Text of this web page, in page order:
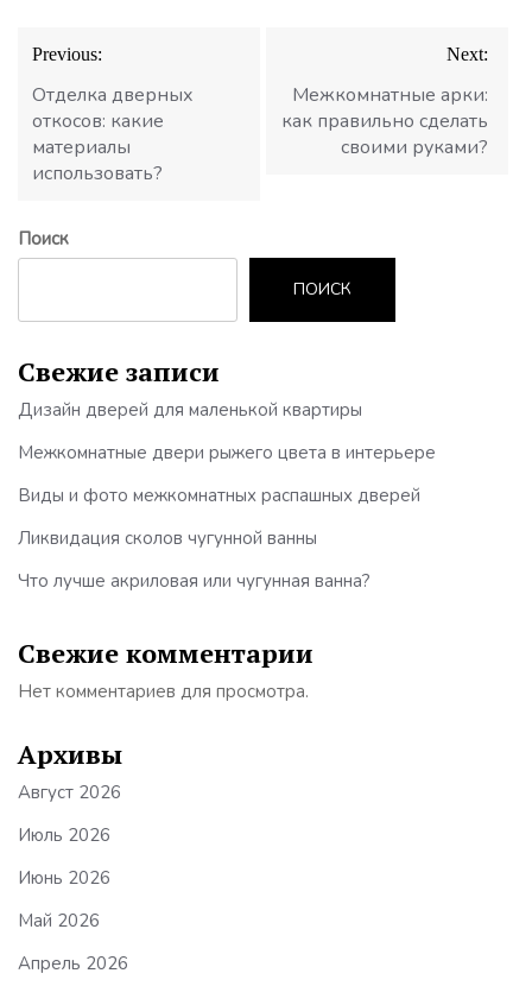
Навигация
по
записям
Previous:
Отделка дверных
откосов: какие
материалы
использовать?
Next:
Межкомнатные арки:
как правильно сделать
своими руками?
Поиск
ПОИСК
Свежие записи
Дизайн дверей для маленькой квартиры
Межкомнатные двери рыжего цвета в интерьере
Виды и фото межкомнатных распашных дверей
Ликвидация сколов чугунной ванны
Что лучше акриловая или чугунная ванна?
Свежие комментарии
Нет комментариев для просмотра.
Архивы
Август 2026
Июль 2026
Июнь 2026
Май 2026
Апрель 2026